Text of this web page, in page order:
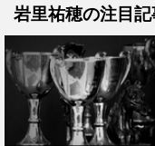
岩里祐穂の注目記